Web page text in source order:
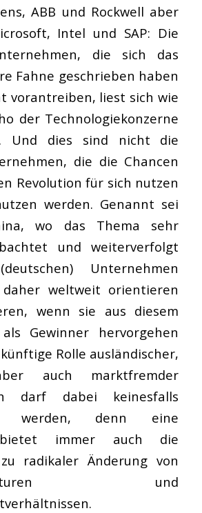
ABB und Rockwell aber
Intel und SAP: Die
die sich das
Fahne geschrieben haben
vorantreiben, liest sich wie
der Technologiekonzerne
Und dies sind nicht die
die die Chancen
Revolution für sich nutzen
werden. Genannt sei
wo das Thema sehr
und weiterverfolgt
Unternehmen
daher weltweit orientieren
wenn sie aus diesem
Gewinner hervorgehen
Rolle ausländischer,
auch marktfremder
darf dabei keinesfalls
werden, denn eine
bietet immer auch die
radikaler Änderung von
und